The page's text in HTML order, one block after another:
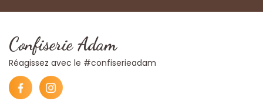
Confiserie Adam
Réagissez avec le #confiserieadam